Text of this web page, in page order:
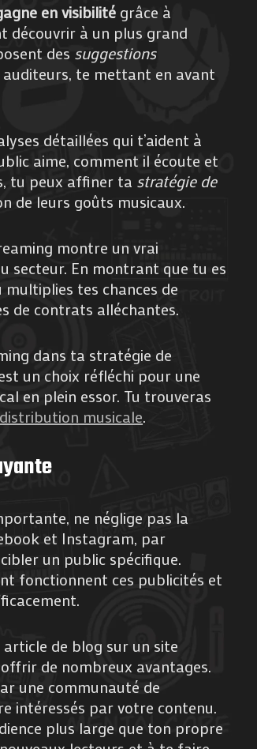
en visibilité grâce à
découvrir à un plus grand
des suggestions
te mettant en avant
détaillées qui t’aident à
aime, comment il écoute et
tu peux affiner ta stratégie de
de leurs goûts musicaux.
montre un vrai
secteur. En montrant que tu es
tes chances de
de contrats alléchantes.
dans ta stratégie de
un choix réfléchi pour une
en plein essor. Tu trouveras
musicale.
ne néglige pas la
et Instagram, par
un public spécifique.
fonctionnent ces publicités et
de blog sur un site
de nombreux avantages.
une communauté de
intéressés par votre contenu.
plus large que ton propre